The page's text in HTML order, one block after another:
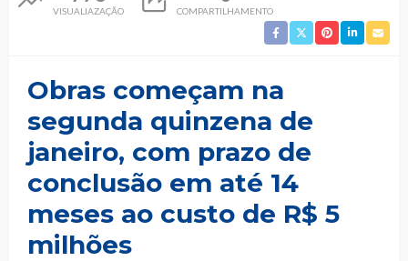
VISUALIAZAÇÃO COMPARTILHAMENTO
Obras começam na
segunda quinzena de
janeiro, com prazo de
conclusão em até 14
meses ao custo de R$ 5
milhões